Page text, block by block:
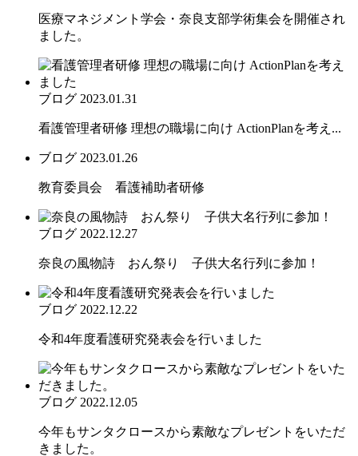
医療マネジメント学会・奈良支部学術集会を開催され
ました。
ブログ 2023.01.31
看護管理者研修 理想の職場に向け ActionPlanを考え...
ブログ 2023.01.26
教育委員会 看護補助者研修
ブログ 2022.12.27
奈良の風物詩 おん祭り 子供大名行列に参加！
ブログ 2022.12.22
令和4年度看護研究発表会を行いました
ブログ 2022.12.05
今年もサンタクロースから素敵なプレゼントをいただ
きました。